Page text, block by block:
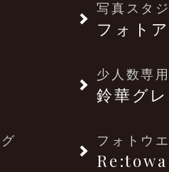
写真スタ
フォト
少人数専
鈴華グ
フォトウ
Re:towa